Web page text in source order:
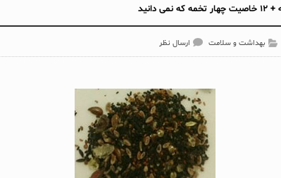
دانید
بهداشت و سلامت ارسال نظر